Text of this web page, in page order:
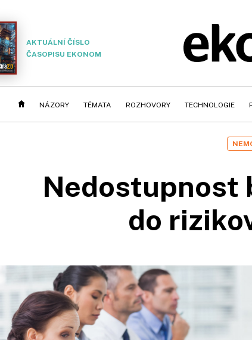
AKTUÁLNÍ ČÍSLO
ČASOPISU EKONOM
NÁZORY TÉMATA ROZHOVORY TECHNOLOGIE
Nedostupnost
do